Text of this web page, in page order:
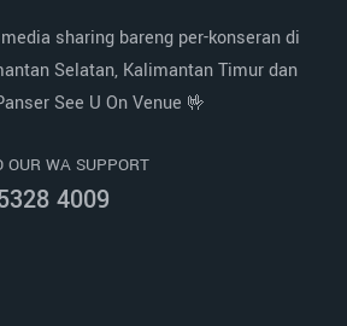
sharing bareng per-konseran di
Selatan, Kalimantan Timur dan
See U On Venue 🤟
OUR WA SUPPORT
4009